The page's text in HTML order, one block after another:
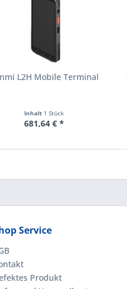
L2H Mobile Terminal
Inhalt 1 Stück
681,64 € *
Service
Produkt